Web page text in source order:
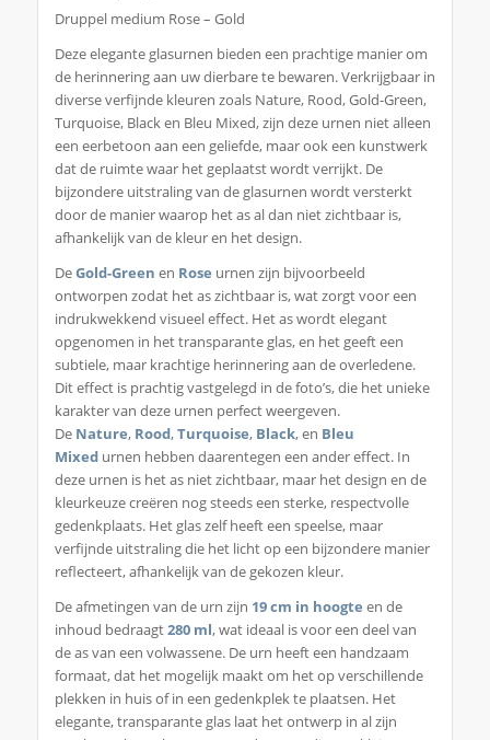
Druppel medium Rose – Gold
Deze elegante glasurnen bieden een prachtige manier om
de herinnering aan uw dierbare te bewaren. Verkrijgbaar in
diverse verfijnde kleuren zoals Nature, Rood, Gold-Green,
Turquoise, Black en Bleu Mixed, zijn deze urnen niet alleen
een eerbetoon aan een geliefde, maar ook een kunstwerk
dat de ruimte waar het geplaatst wordt verrijkt. De
bijzondere uitstraling van de glasurnen wordt versterkt
door de manier waarop het as al dan niet zichtbaar is,
afhankelijk van de kleur en het design.
DeGold-Green en Rose urnen zijn bijvoorbeeld
ontworpen zodat het as zichtbaar is, wat zorgt voor een
indrukwekkend visueel effect. Het as wordt elegant
opgenomen in het transparante glas, en het geeft een
subtiele, maar krachtige herinnering aan de overledene.
Dit effect is prachtig vastgelegd in de foto’s, die het unieke
karakter van deze urnen perfect weergeven.
De Nature, Rood,Turquoise, Black, en Bleu
Mixedurnen hebben daarentegen een ander effect. In
deze urnen is het as niet zichtbaar, maar het design en de
kleurkeuze creëren nog steeds een sterke, respectvolle
gedenkplaats. Het glas zelf heeft een speelse, maar
verfijnde uitstraling die het licht op een bijzondere manier
reflecteert, afhankelijk van de gekozen kleur.
De afmetingen van de urn zijn 19 cm in hoogte en de
inhoud bedraagt280 ml, wat ideaal is voor een deel van
de as van een volwassene. De urn heeft een handzaam
formaat, dat het mogelijk maakt om het op verschillende
plekken in huis of in een gedenkplek te plaatsen. Het
elegante, transparante glas laat het ontwerp in al zijn